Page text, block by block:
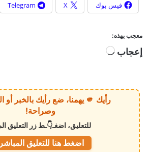
فيس بوك X
Telegram
معجب بهذه:
إعجاب
ي
ا
رأيك 🫵 يهمنا، ضع رأيك
وصراحة!
للتعليق، اضغـ👇ـط زر التعليق
اضغط هنا للتعليق